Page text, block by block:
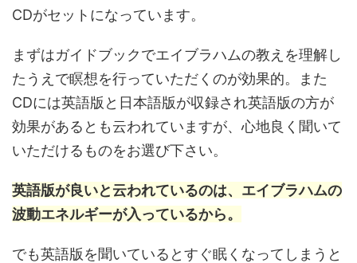
CDがセットになっています。
まずはガイドブックでエイブラハムの教えを理解し
たうえで瞑想を行っていただくのが効果的。また
CDには英語版と日本語版が収録され英語版の方が
効果があるとも云われていますが、心地良く聞いて
いただけるものをお選び下さい。
英語版が良いと云われているのは、エイブラハムの
波動エネルギーが入っているから。
でも英語版を聞いているとすぐ眠くなってしまうと